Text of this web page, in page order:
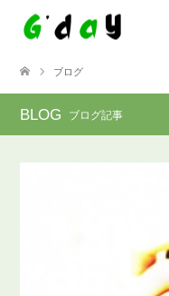
ブログ
BLOG ブログ記事